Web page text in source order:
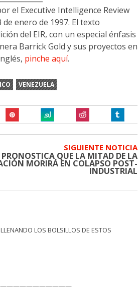
el Executive Intelligence Review
enero de 1997. El texto
del EIR, con un especial énfasis
Barrick Gold y sus proyectos en
pinche aquí.
VENEZUELA
SIGUIENTE NOTICIA
QUE LA MITAD DE LA
MORIRÁ EN COLAPSO POST-
INDUSTRIAL
LOS BOLSILLOS DE ESTOS